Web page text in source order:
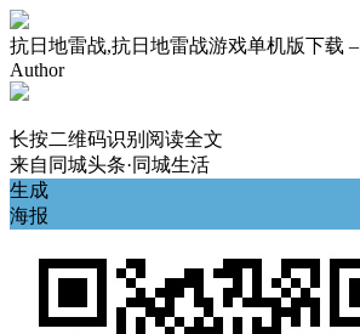
抗日地雷战,抗日地雷战游戏单机版下载 –
Author
长按二维码识别阅读全文
来自 同城头条·同城生活
生成
海报